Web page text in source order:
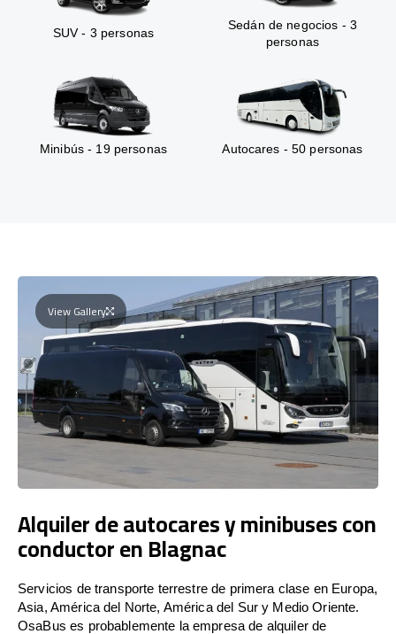
SUV - 3 personas
Sedán de negocios - 3
personas
Minibús - 19 personas Autocares - 50 personas
View Gallery
Alquiler de autocares y minibuses con
conductor en Blagnac
Servicios de transporte terrestre de primera clase en Europa,
Asia, América del Norte, América del Sur y Medio Oriente.
OsaBus es probablemente la empresa de alquiler de